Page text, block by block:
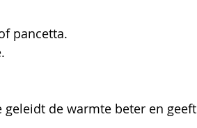
pancetta.
geleidt de warmte beter en geeft